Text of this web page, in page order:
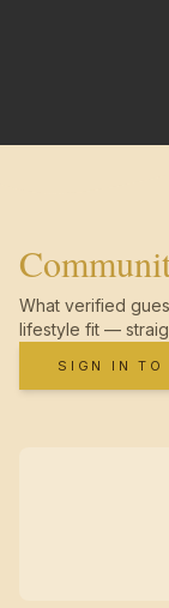
What verified
lifestyle fit —
SIGN IN TO